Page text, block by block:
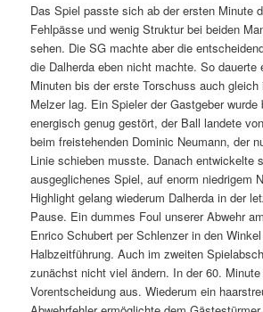
Das Spiel passte sich ab der ersten Minute
Fehlpässe und wenig Struktur bei beiden
sehen. Die SG machte aber die
die Dalherda eben nicht machte. So dauerte
Minuten bis der erste Torschuss auch
Melzer lag. Ein Spieler der Gastgeber
energisch genug gestört, der Ball landete
beim freistehenden Dominic Neumann, der
Linie schieben musste. Danach entwickelte
ausgeglichenes Spiel, auf enorm niedrigem
Highlight gelang wiederum Dalherda in der
Pause. Ein dummes Foul unserer Abwehr
Enrico Schubert per Schlenzer in den
Halbzeitführung. Auch im zweiten
zunächst nicht viel ändern. In der 60.
Vorentscheidung aus. Wiederum ein